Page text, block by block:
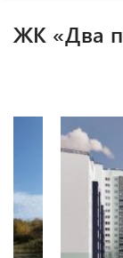
ЖК «Два